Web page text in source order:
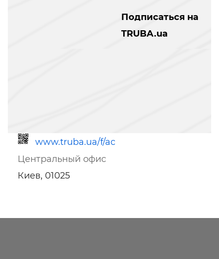
Подписаться на
TRUBA.ua
www.truba.ua/f/ac
Центральный офис
Киев, 01025